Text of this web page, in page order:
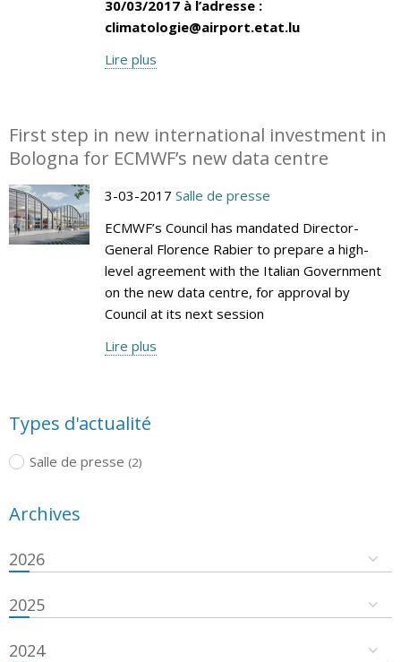
30/03/2017 à l’adresse :
climatologie@airport.etat.lu
Lire plus
First step in new international investment in
Bologna for ECMWF’s new data centre
3-03-2017 Salle de presse
ECMWF’s Council has mandated Director-
General Florence Rabier to prepare a high-
level agreement with the Italian Government
on the new data centre, for approval by
Council at its next session
Lire plus
Types d'actualité
Salle de presse (2)
Archives
2026
2025
2024